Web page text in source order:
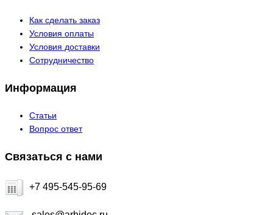
Как сделать заказ
Условия оплаты
Условия доставки
Сотрудничество
Информация
Статьи
Вопрос ответ
Связаться с нами
+7 495-545-95-69